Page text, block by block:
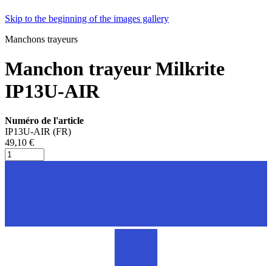
Skip to the beginning of the images gallery
Manchons trayeurs
Manchon trayeur Milkrite
IP13U-AIR
Numéro de l'article
IP13U-AIR (FR)
49,10 €